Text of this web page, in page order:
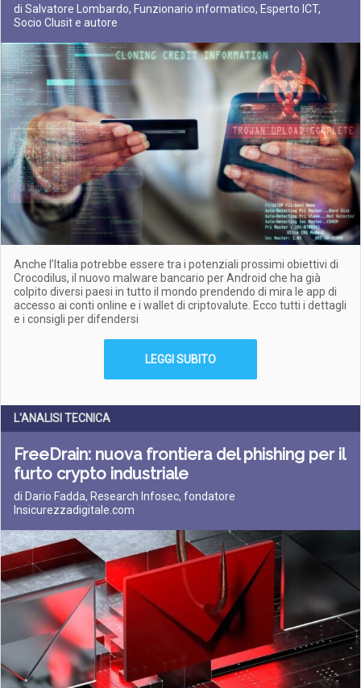
di Salvatore Lombardo, Funzionario informatico, Esperto ICT,
Socio Clusit e autore
Anche l’Italia potrebbe essere tra i potenziali prossimi obiettivi di
Crocodilus, il nuovo malware bancario per Android che ha già
colpito diversi paesi in tutto il mondo prendendo di mira le app di
accesso ai conti online e i wallet di criptovalute. Ecco tutti i dettagli
e i consigli per difendersi
LEGGI SUBITO
L'ANALISI TECNICA
FreeDrain: nuova frontiera del phishing per il
furto crypto industriale
di Dario Fadda, Research Infosec, fondatore
Insicurezzadigitale.com